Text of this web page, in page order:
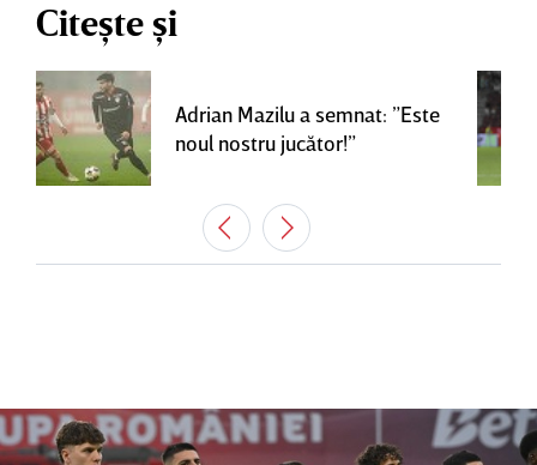
Citește și
Adrian Mazilu a semnat: ”Este
noul nostru jucător!”